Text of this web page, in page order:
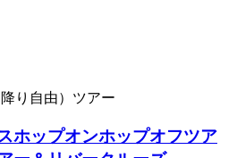
り自由）ツアー
ホップオンホップオフツア